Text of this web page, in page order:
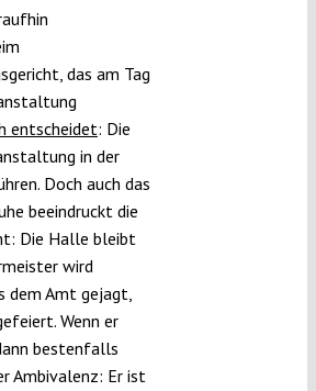
das am Tag
entscheidet: Die
in der
Doch auch das
beeindruckt die
Die Halle bleibt
wird
dem Amt gejagt,
Wenn er
bestenfalls
Ambivalenz: Er ist